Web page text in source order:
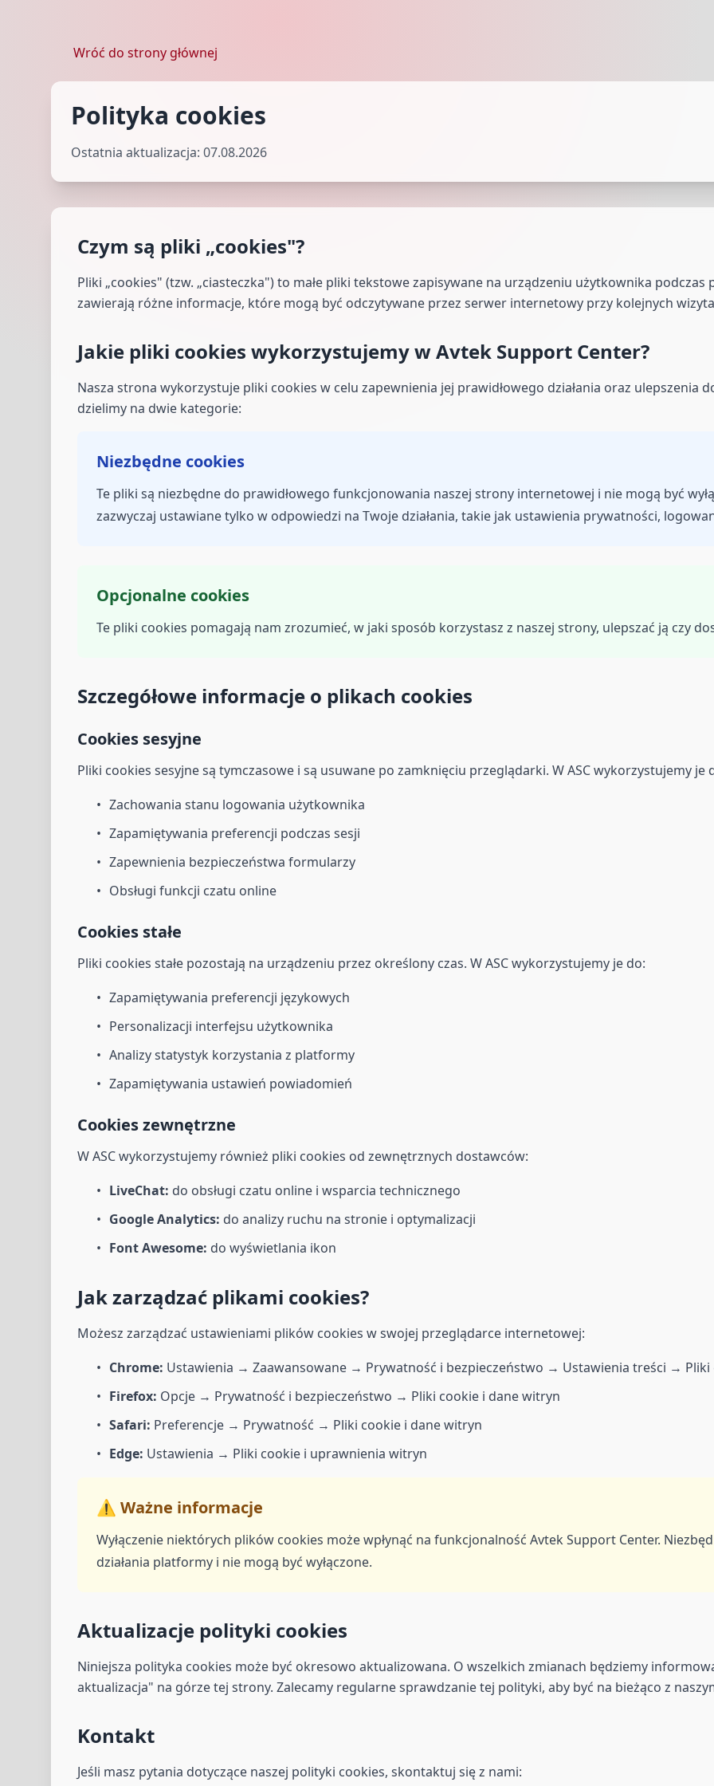
Wróć do strony głównej
Polityka cookies
Ostatnia aktualizacja: 07.08.2026
Czym są pliki „cookies"?
Pliki „cookies" (tzw. „ciasteczka") to małe pliki tekstowe zapisywane na urządzeniu użytkownika
zawierają różne informacje, które mogą być odczytywane przez serwer internetowy przy kolejnych
Jakie pliki cookies wykorzystujemy w Avtek Support Center?
Nasza strona wykorzystuje pliki cookies w celu zapewnienia jej prawidłowego działania oraz ulepszenia
dzielimy na dwie kategorie:
Niezbędne cookies
Te pliki są niezbędne do prawidłowego funkcjonowania naszej strony internetowej i nie mogą być
zazwyczaj ustawiane tylko w odpowiedzi na Twoje działania, takie jak ustawienia prywatności,
Opcjonalne cookies
Te pliki cookies pomagają nam zrozumieć, w jaki sposób korzystasz z naszej strony, ulepszać ją czy
Szczegółowe informacje o plikach cookies
Cookies sesyjne
Pliki cookies sesyjne są tymczasowe i są usuwane po zamknięciu przeglądarki. W ASC wykorzystujemy je
Zachowania stanu logowania użytkownika
Zapamiętywania preferencji podczas sesji
Zapewnienia bezpieczeństwa formularzy
Obsługi funkcji czatu online
Cookies stałe
Pliki cookies stałe pozostają na urządzeniu przez określony czas. W ASC wykorzystujemy je do:
Zapamiętywania preferencji językowych
Personalizacji interfejsu użytkownika
Analizy statystyk korzystania z platformy
Zapamiętywania ustawień powiadomień
Cookies zewnętrzne
W ASC wykorzystujemy również pliki cookies od zewnętrznych dostawców:
LiveChat: do obsługi czatu online i wsparcia technicznego
Google Analytics: do analizy ruchu na stronie i optymalizacji
Font Awesome: do wyświetlania ikon
Jak zarządzać plikami cookies?
Możesz zarządzać ustawieniami plików cookies w swojej przeglądarce internetowej:
Chrome: Ustawienia → Zaawansowane → Prywatność i bezpieczeństwo → Ustawienia treści → Pliki
Firefox: Opcje → Prywatność i bezpieczeństwo → Pliki cookie i dane witryn
Safari: Preferencje → Prywatność → Pliki cookie i dane witryn
Edge: Ustawienia → Pliki cookie i uprawnienia witryn
⚠️ Ważne informacje
Wyłączenie niektórych plików cookies może wpłynąć na funkcjonalność Avtek Support Center.
działania platformy i nie mogą być wyłączone.
Aktualizacje polityki cookies
Niniejsza polityka cookies może być okresowo aktualizowana. O wszelkich zmianach będziemy
aktualizacja" na górze tej strony. Zalecamy regularne sprawdzanie tej polityki, aby być na bieżąco z
Kontakt
Jeśli masz pytania dotyczące naszej polityki cookies, skontaktuj się z nami: